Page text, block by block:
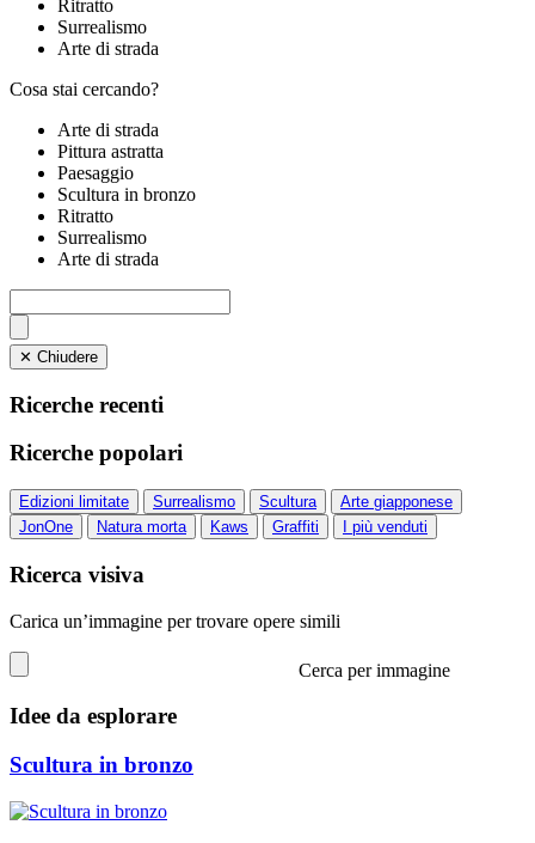
Ritratto
Surrealismo
Arte di strada
Cosa stai cercando?
Arte di strada
Pittura astratta
Paesaggio
Scultura in bronzo
Ritratto
Surrealismo
Arte di strada
✕ Chiudere
Ricerche recenti
Ricerche popolari
Edizioni limitate Surrealismo Scultura
Arte giapponese
JonOne
Natura morta Kaws Graffiti I più venduti
Ricerca visiva
Carica un’immagine per trovare opere simili
Cerca per immagine
Idee da esplorare
Scultura in bronzo